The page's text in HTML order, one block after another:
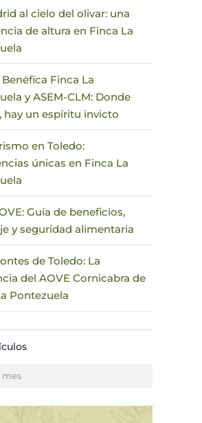
al cielo del olivar: una
de altura en Finca La
Benéfica Finca La
y ASEM-CLM: Donde
hay un espíritu invicto
en Toledo:
únicas en Finca La
Guía de beneficios,
y seguridad alimentaria
de Toledo: La
del AOVE Cornicabra de
Pontezuela